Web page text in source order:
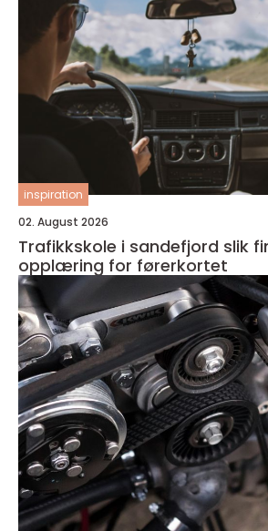
inspiration
02. August 2026
Trafikkskole i sandefjord slik finner du riktig
opplæring for førerkortet